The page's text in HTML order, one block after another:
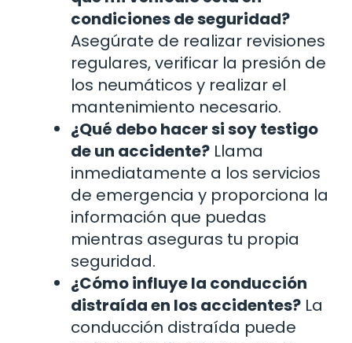
condiciones de seguridad?
Asegúrate de realizar revisiones
regulares, verificar la presión de
los neumáticos y realizar el
mantenimiento necesario.
¿Qué debo hacer si soy testigo
de un accidente? Llama
inmediatamente a los servicios
de emergencia y proporciona la
información que puedas
mientras aseguras tu propia
seguridad.
¿Cómo influye la conducción
distraída en los accidentes? La
conducción distraída puede